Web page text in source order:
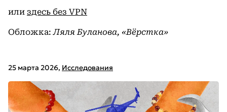
или здесь без VPN
Обложка:Ляля Буланова, «Вёрстка»
25 марта 2026, Исследования